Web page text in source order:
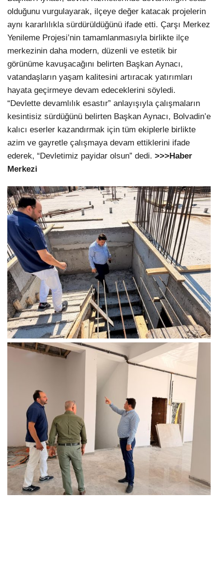
olduğunu vurgulayarak, ilçeye değer katacak projelerin
aynı kararlılıkla sürdürüldüğünü ifade etti. Çarşı Merkez
Yenileme Projesi’nin tamamlanmasıyla birlikte ilçe
merkezinin daha modern, düzenli ve estetik bir
görünüme kavuşacağını belirten Başkan Aynacı,
vatandaşların yaşam kalitesini artıracak yatırımları
hayata geçirmeye devam edeceklerini söyledi.
“Devlette devamlılık esastır” anlayışıyla çalışmaların
kesintisiz sürdüğünü belirten Başkan Aynacı, Bolvadin’e
kalıcı eserler kazandırmak için tüm ekiplerle birlikte
azim ve gayretle çalışmaya devam ettiklerini ifade
ederek, “Devletimiz payidar olsun” dedi. >>>Haber
Merkezi